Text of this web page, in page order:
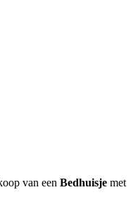
van een Bedhuisje met